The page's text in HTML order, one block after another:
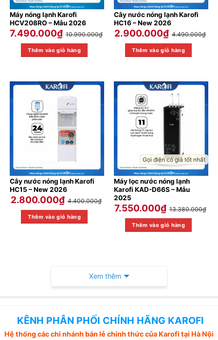
Máy nóng lạnh Karofi
HCV208RO – Mẫu 2026
7.490.000₫ 10.990.000₫
Thêm vào giỏ hàng
Cây nước nóng lạnh Karofi
HC16 – New 2026
2.900.000₫ 4.490.000₫
Thêm vào giỏ hàng
Cây nước nóng lạnh Karofi
HC15 – New 2026
2.800.000₫ 4.400.000₫
Thêm vào giỏ hàng
Gọi điện có giá tốt nhất
Máy lọc nước nóng lạnh
Karofi KAD-D66S – Mẫu
2025
7.550.000₫ 13.380.000₫
Thêm vào giỏ hàng
Xem thêm
KÊNH PHÂN PHỐI CHÍNH HÃNG KAROFI
Hệ thống các chi nhánh bán lẻ chính thức của Karofi tại Hà Nội